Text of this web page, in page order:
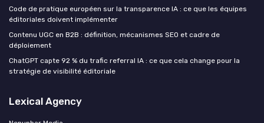
Code de pratique européen sur la transparence IA : ce que les équipes
éditoriales doivent implémenter
Contenu UGC en B2B : définition, mécanismes SEO et cadre de
déploiement
ChatGPT capte 92 % du trafic referral IA : ce que cela change pour la
stratégie de visibilité éditoriale
Lexical Agency